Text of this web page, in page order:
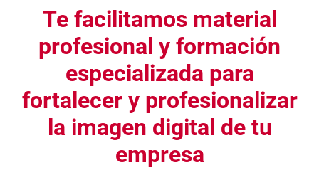
Te facilitamos material
profesional y formación
especializada para
fortalecer y profesionalizar
la imagen digital de tu
empresa